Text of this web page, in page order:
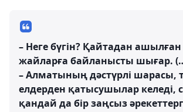
– Неге бүгін? Қайтадан
жайларға байланысты шығар.
– Алматының дәстүрлі шарасы,
елдерден қатысушылар келеді,
қандай да бір заңсыз